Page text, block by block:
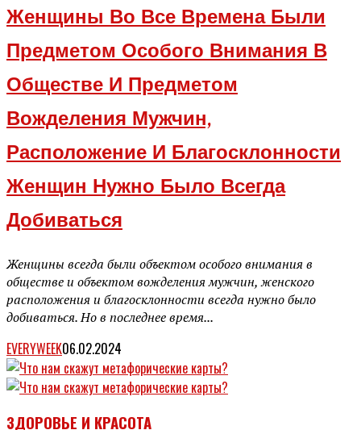
Женщины Во Все Времена Были
Предметом Особого Внимания В
Обществе И Предметом
Вожделения Мужчин,
Расположение И Благосклонности
Женщин Нужно Было Всегда
Добиваться
Женщины всегда были объектом особого внимания в
обществе и объектом вожделения мужчин, женского
расположения и благосклонности всегда нужно было
добиваться. Но в последнее время...
EVERYWEEK06.02.2024
ЗДОРОВЬЕ И КРАСОТА